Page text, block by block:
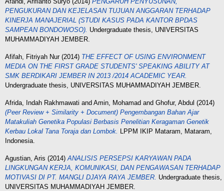
PENGUKURAN DAN KEJELASAN TUJUAN ANGGARAN TERHADAP
KINERJA MANAJERIAL (STUDI KASUS PADA KANTOR BPDAS
SAMPEAN BONDOWOSO). Undergraduate thesis, UNIVERSITAS
MUHAMMADIYAH JEMBER.
Afifah, Fitriyah Nur(2014) THE EFFECT OF USING ENVIRONMENT
MEDIA ON THE FIRST GRADE STUDENTS' SPEAKING ABILITY AT
SMK BERDIKARI JEMBER IN 2013 /2014 ACADEMIC YEAR.
Undergraduate thesis, UNIVERSITAS MUHAMMADIYAH JEMBER.
Afrida, Indah Rakhmawati and Amin, Mohamad and Ghofur, Abdul (2014)
(Peer Review + Similarity + Document) Pengembangan Bahan Ajar
Matakuliah Genetika Populasi Berbasis Penelitian Keragaman Genetik
Kerbau Lokal Tana Toraja dan Lombok. LPPM IKIP Mataram, Mataram,
Indonesia.
Agustian, Aris (2014)ANALISIS PERSEPSI KARYAWAN PADA
LINGKUNGAN KERJA, KOMUNIKASI, DAN PENGAWASAN TERHADAP
MOTIVASI DI PT. MANGLI DJAYA RAYA JEMBER. Undergraduate thesis,
UNIVERSITAS MUHAMMADIYAH JEMBER.